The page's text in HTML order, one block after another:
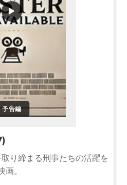
予告編
▶
り締まる刑事たちの活躍を
。